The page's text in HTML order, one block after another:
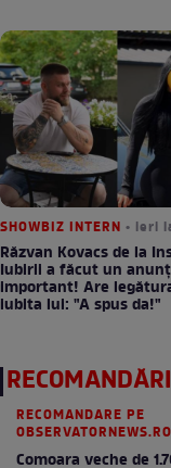
SHOWBIZ INTERN • ieri
Răzvan Kovacs de la
Iubirii a făcut un anunț
important! Are
iubita lui: "A spus da!"
RECOMANDĂRI
RECOMANDARE PE
OBSERVATORNEWS.RO
Comoara veche de